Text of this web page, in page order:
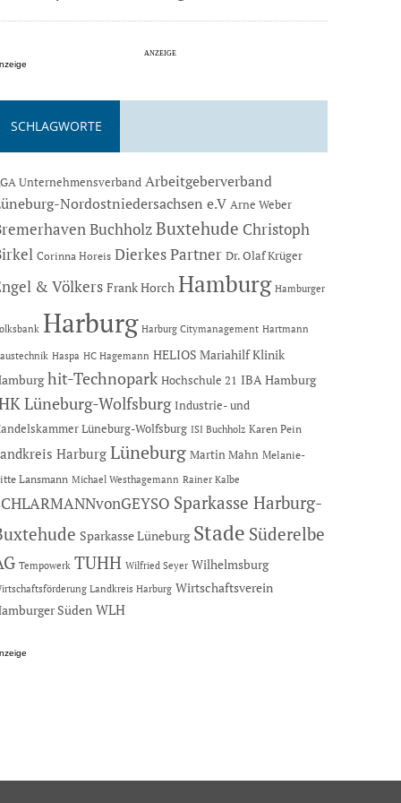
SCHLAGWORTE
Unternehmensverband Arbeitgeberverband
Nordostniedersachsen e.V Arne Weber
BuchholzBuxtehude Christoph
Corinna Horeis Dierkes Partner Dr. Olaf Krüger
& Völkers Frank Horch Hamburg Hamburger
Harburg Harburg Citymanagement Hartmann
Haspa HC Hagemann HELIOS Mariahilf Klinik
hit-Technopark Hochschule 21 IBA Hamburg
Lüneburg-Wolfsburg Industrie- und
Lüneburg-Wolfsburg ISI Buchholz Karen Pein
Harburg Lüneburg Martin Mahn Melanie-
Lansmann Michael Westhagemann Rainer Kalbe
Sparkasse Harburg-
Sparkasse Lüneburg Stade Süderelbe
Tempowerk TUHH Wilfried Seyer Wilhelmsburg
Landkreis Harburg Wirtschaftsverein
Süden WLH